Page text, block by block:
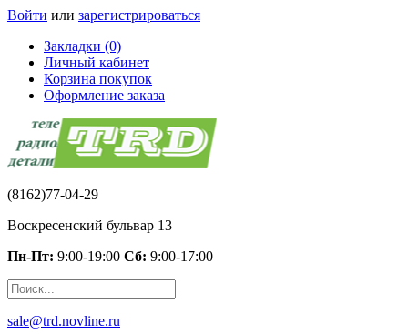
Войти или зарегистрироваться
Закладки (0)
Личный кабинет
Корзина покупок
Оформление заказа
(8162)77-04-29
Воскресенский бульвар 13
Пн-Пт: 9:00-19:00 Сб: 9:00-17:00
sale@trd.novline.ru